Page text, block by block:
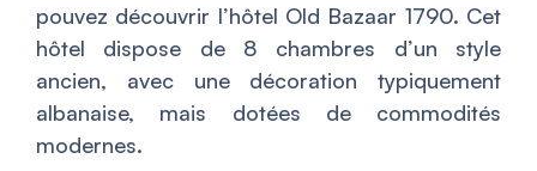
pouvez découvrir l’hôtel Old Bazaar 1790. Cet
hôtel dispose de 8 chambres d’un style
ancien, avec une décoration typiquement
albanaise, mais dotées de commodités
modernes.